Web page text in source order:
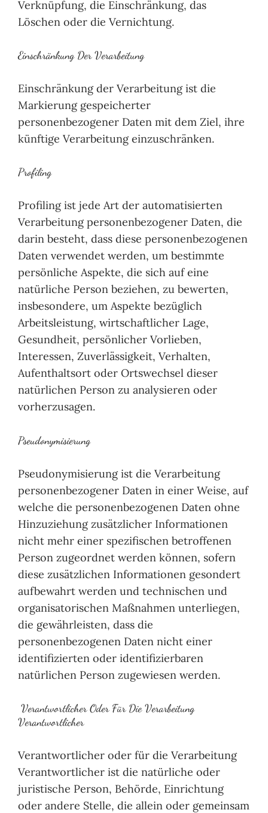
Verknüpfung, die Einschränkung, das
Löschen oder die Vernichtung.
Einschränkung Der Verarbeitung
Einschränkung der Verarbeitung ist die
Markierung gespeicherter
personenbezogener Daten mit dem Ziel, ihre
künftige Verarbeitung einzuschränken.
Profiling
Profiling ist jede Art der automatisierten
Verarbeitung personenbezogener Daten, die
darin besteht, dass diese personenbezogenen
Daten verwendet werden, um bestimmte
persönliche Aspekte, die sich auf eine
natürliche Person beziehen, zu bewerten,
insbesondere, um Aspekte bezüglich
Arbeitsleistung, wirtschaftlicher Lage,
Gesundheit, persönlicher Vorlieben,
Interessen, Zuverlässigkeit, Verhalten,
Aufenthaltsort oder Ortswechsel dieser
natürlichen Person zu analysieren oder
vorherzusagen.
Pseudonymisierung
Pseudonymisierung ist die Verarbeitung
personenbezogener Daten in einer Weise, auf
welche die personenbezogenen Daten ohne
Hinzuziehung zusätzlicher Informationen
nicht mehr einer spezifischen betroffenen
Person zugeordnet werden können, sofern
diese zusätzlichen Informationen gesondert
aufbewahrt werden und technischen und
organisatorischen Maßnahmen unterliegen,
die gewährleisten, dass die
personenbezogenen Daten nicht einer
identifizierten oder identifizierbaren
natürlichen Person zugewiesen werden.
Verantwortlicher Oder Für Die Verarbeitung
Verantwortlicher
Verantwortlicher oder für die Verarbeitung
Verantwortlicher ist die natürliche oder
juristische Person, Behörde, Einrichtung
oder andere Stelle, die allein oder gemeinsam